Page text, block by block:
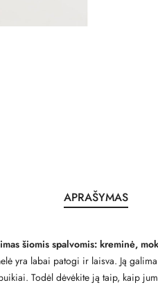
APRAŠYMAS
šiomis spalvomis: kreminė,
yra labai patogi ir laisva. Ją
Todėl dėvėkite ją taip, kaip